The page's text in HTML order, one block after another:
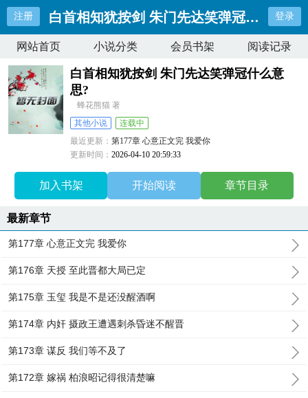
注册 白首相知犹按剑 朱门先达笑弹冠什么意思?
登录
网站首页 小说分类 会员书架 阅读记录
白首相知犹按剑 朱门先达笑弹冠什么意
思?
蜂花熊猫 著
其他小说
连载中
最近更新：第177章 心意正文完 我爱你
更新时间：2026-04-10 20:59:33
加入书架 开始阅读 章节目录
最新章节
第177章 心意正文完 我爱你
第176章 天授 至此晋都大局已定
第175章 玉玺 我是不是还没醒酒啊
第174章 内奸 摄政王遭遇刺杀昏迷不醒晋
第173章 谋反 我们等不及了
第172章 嫁祸 柏浪昭记得很清楚嘛